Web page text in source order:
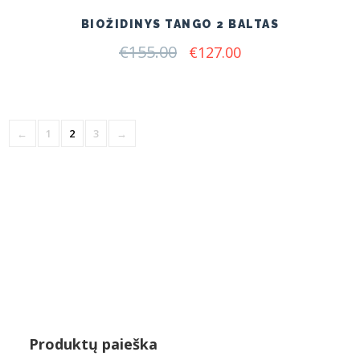
BIOŽIDINYS TANGO 2 BALTAS
€155.00 Original
€127.00Current
← 1 2 3 →
Produktų paieška